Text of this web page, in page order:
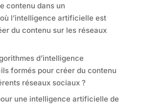
contenu dans un
l’intelligence artificielle est
du contenu sur les réseaux
d’intelligence
formés pour créer du contenu
réseaux sociaux ?
une intelligence artificielle de